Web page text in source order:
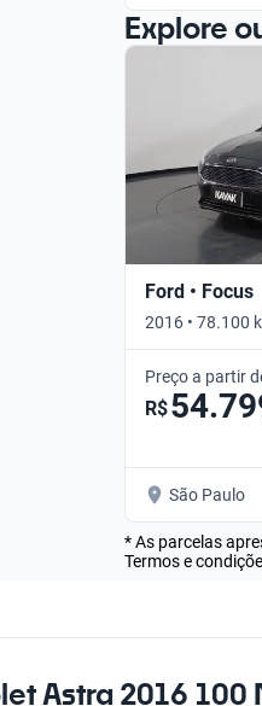
Explore
Ford • Focus
2016 • 78.100
Preço a partir
R$
São Paulo
* As parcelas
Termos e
Astra 2016 100